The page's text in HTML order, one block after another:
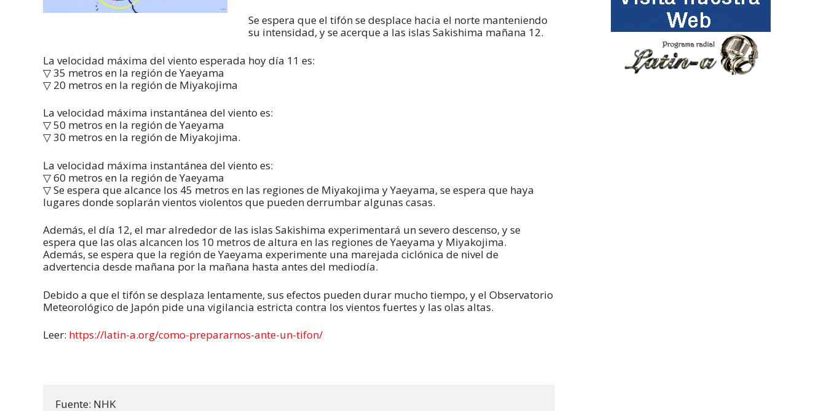
Se espera que el tifón se desplace hacia el norte manteniendo
su intensidad, y se acerque a las islas Sakishima mañana 12.
La velocidad máxima del viento esperada hoy día 11 es:
▽ 35 metros en la región de Yaeyama
▽ 20 metros en la región de Miyakojima
La velocidad máxima instantánea del viento es:
▽ 50 metros en la región de Yaeyama
▽ 30 metros en la región de Miyakojima.
La velocidad máxima instantánea del viento es:
▽ 60 metros en la región de Yaeyama
▽ Se espera que alcance los 45 metros en las regiones de Miyakojima y Yaeyama, se espera que haya
lugares donde soplarán vientos violentos que pueden derrumbar algunas casas.
Además, el día 12, el mar alrededor de las islas Sakishima experimentará un severo descenso, y se
espera que las olas alcancen los 10 metros de altura en las regiones de Yaeyama y Miyakojima.
Además, se espera que la región de Yaeyama experimente una marejada ciclónica de nivel de
advertencia desde mañana por la mañana hasta antes del mediodía.
Debido a que el tifón se desplaza lentamente, sus efectos pueden durar mucho tiempo, y el Observatorio
Meteorológico de Japón pide una vigilancia estricta contra los vientos fuertes y las olas altas.
Leer: https://latin-a.org/como-prepararnos-ante-un-tifon/
Fuente: NHK